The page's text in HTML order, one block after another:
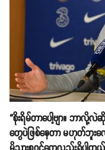
“စိုးရိမ်တာပေါ့ဗျာ။ ဘာလို့
တွေပဲဖြစ်နေတာ မဟုတ်ဘူး